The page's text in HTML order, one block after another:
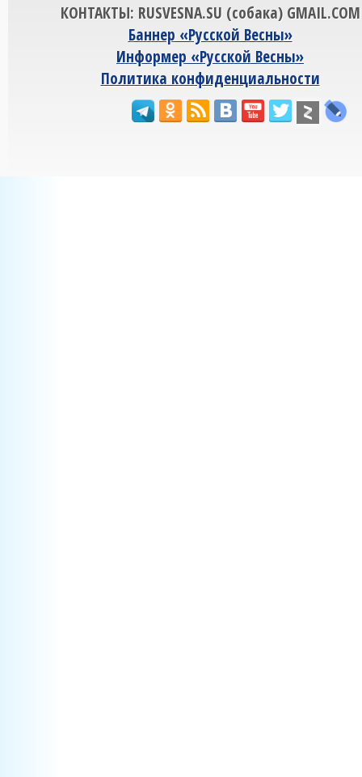
КОНТАКТЫ: RUSVESNA.SU (собака) GMAIL.COM
Баннер «Русской Весны»
Информер «Русской Весны»
Политика конфиденциальности